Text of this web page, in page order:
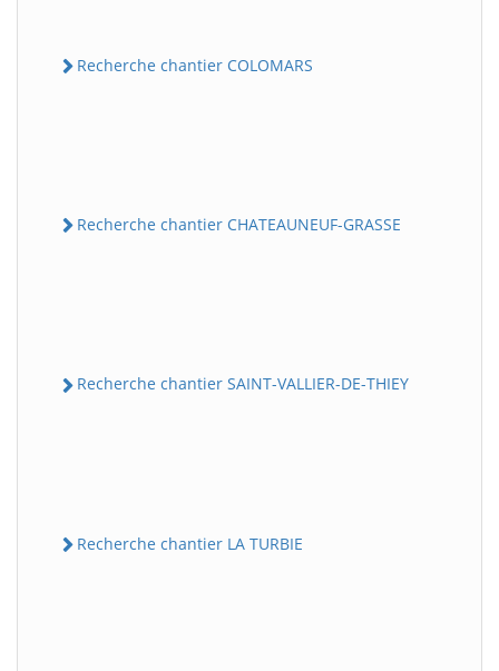
Recherche chantier COLOMARS
Recherche chantier CHATEAUNEUF-GRASSE
Recherche chantier SAINT-VALLIER-DE-THIEY
Recherche chantier LA TURBIE